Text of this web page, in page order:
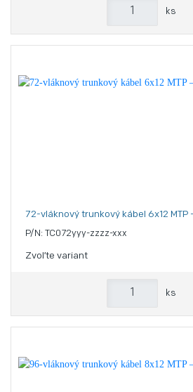
ks
72-vláknový trunkový kábel 6x12 MTP
P/N: TC072yyy-zzzz-xxx
Zvoľte variant
ks